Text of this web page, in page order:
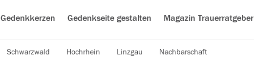
Gedenkkerzen Gedenkseite gestalten Magazin Trauerratgeber
Schwarzwald Hochrhein Linzgau Nachbarschaft